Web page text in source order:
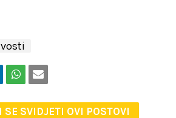
SE SVIDJETI OVI POSTOVI